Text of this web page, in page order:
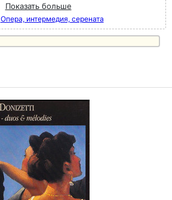
Показать больше
Опера, интермедия, серената